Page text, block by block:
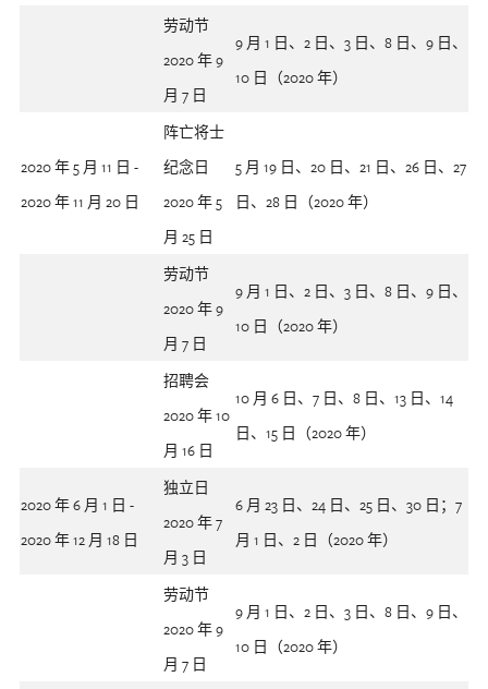
劳动节
2020 年 9
月 7 日
9 月 1 日、2 日、3 日、8 日、9 日、
10 日（2020 年）
2020 年 5 月 11 日 -
2020 年 11 月 20 日
阵亡将士
纪念日
2020 年 5
月 25 日
5 月 19 日、20 日、21 日、26 日、27
日、28 日（2020 年）
劳动节
2020 年 9
月 7 日
9 月 1 日、2 日、3 日、8 日、9 日、
10 日（2020 年）
招聘会
2020 年 10
月 16 日
10 月 6 日、7 日、8 日、13 日、14
日、15 日（2020 年）
2020 年 6 月 1 日 -
2020 年 12 月 18 日
独立日
2020 年 7
月 3 日
6 月 23 日、24 日、25 日、30 日；7
月 1 日、2 日（2020 年）
劳动节
2020 年 9
月 7 日
9 月 1 日、2 日、3 日、8 日、9 日、
10 日（2020 年）